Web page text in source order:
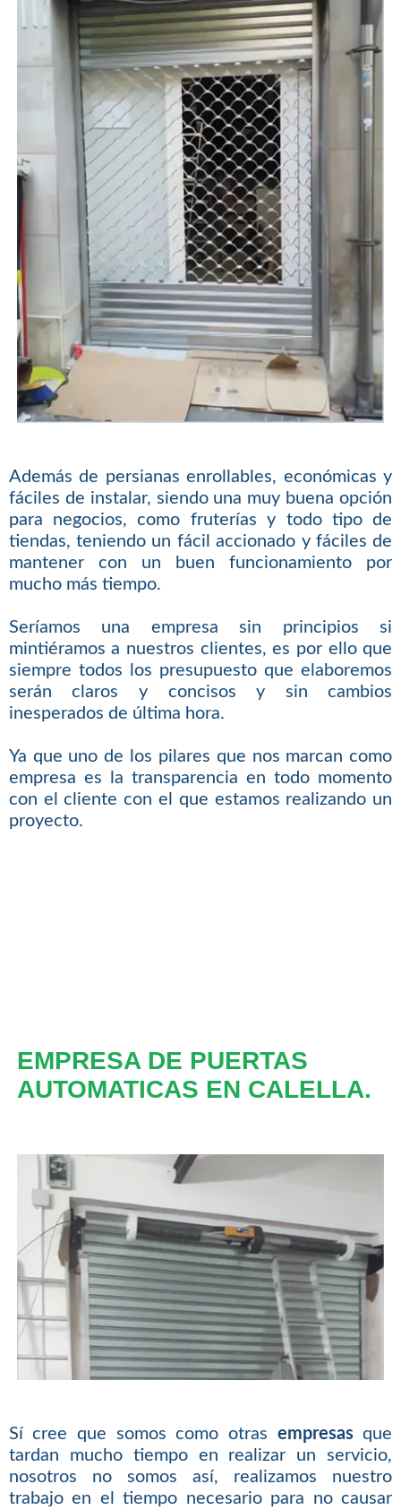
Además de persianas enrollables, económicas y
fáciles de instalar, siendo una muy buena opción
para negocios, como fruterías y todo tipo de
tiendas, teniendo un fácil accionado y fáciles de
mantener con un buen funcionamiento por
mucho más tiempo.
Seríamos una empresa sin principios si
mintiéramos a nuestros clientes, es por ello que
siempre todos los presupuesto que elaboremos
serán claros y concisos y sin cambios
inesperados de última hora.
Ya que uno de los pilares que nos marcan como
empresa es la transparencia en todo momento
con el cliente con el que estamos realizando un
proyecto.
EMPRESA DE PUERTAS
AUTOMATICAS EN CALELLA.
Sí cree que somos como otras empresasque
tardan mucho tiempo en realizar un servicio,
nosotros no somos así, realizamos nuestro
trabajo en el tiempo necesario para no causar